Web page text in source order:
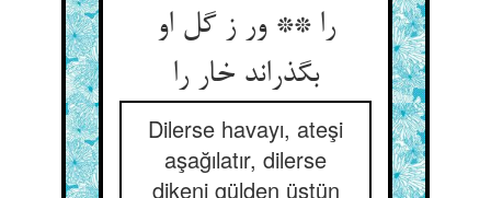
را ** ور ز گل او
بگذراند خار را
Dilerse havayı, ateşi
aşağılatır, dilerse
dikeni gülden üstün